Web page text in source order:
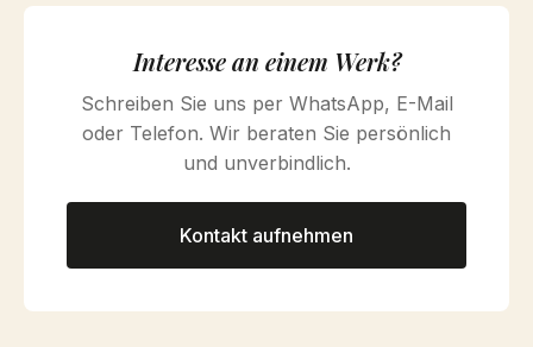
Interesse an einem Werk?
Schreiben Sie uns per WhatsApp, E-Mail
oder Telefon. Wir beraten Sie persönlich
und unverbindlich.
Kontakt aufnehmen